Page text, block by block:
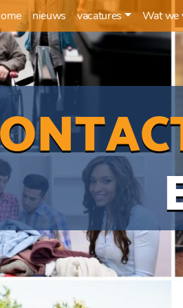
nieuws vacatures Wat we